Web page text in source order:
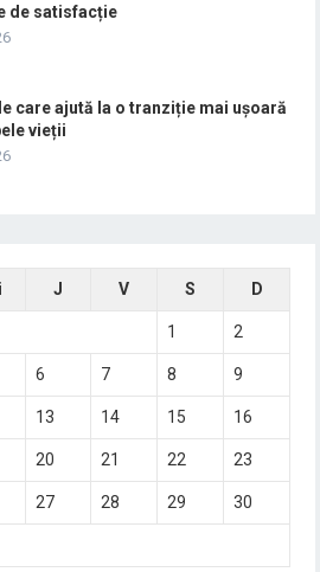
de satisfacție
care ajută la o tranziție mai ușoară
vieții
J V S D
1 2
6 7 8 9
13 14 15 16
20 21 22 23
27 28 29 30